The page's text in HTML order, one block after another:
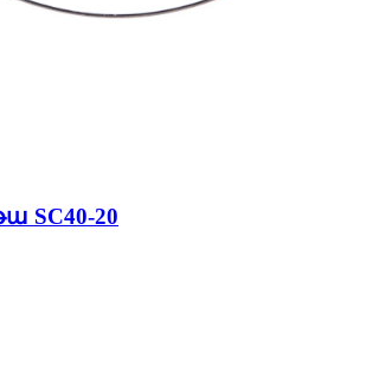
SC40-20